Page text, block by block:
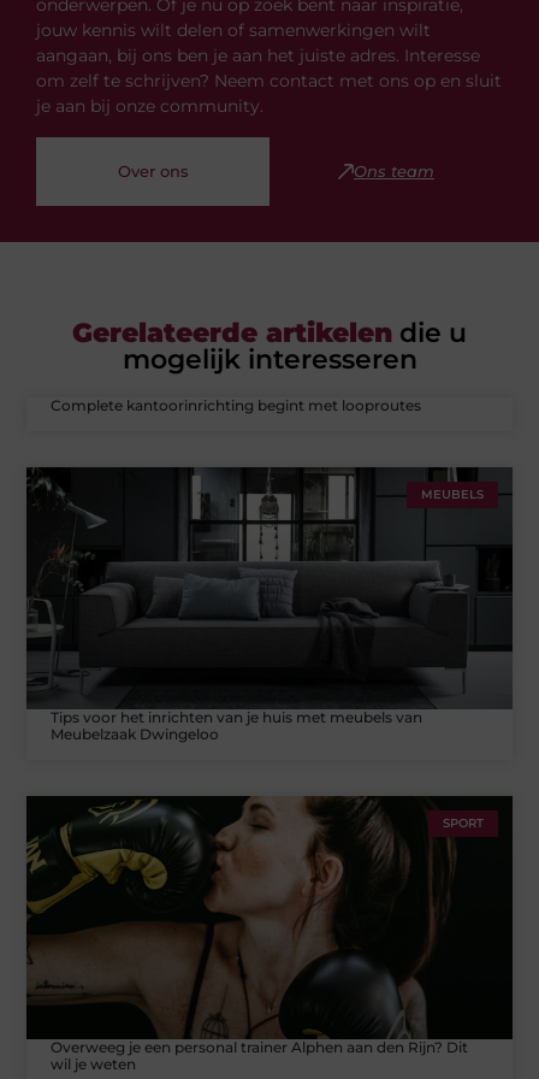
onderwerpen. Of je nu op zoek bent naar inspiratie,
jouw kennis wilt delen of samenwerkingen wilt
aangaan, bij ons ben je aan het juiste adres. Interesse
om zelf te schrijven? Neem contact met ons op en sluit
je aan bij onze community.
Over ons Ons team
Gerelateerde artikelen die u
mogelijk interesseren
Complete kantoorinrichting begint met looproutes
MEUBELS
Tips voor het inrichten van je huis met meubels van
Meubelzaak Dwingeloo
SPORT
Overweeg je een personal trainer Alphen aan den Rijn? Dit
wil je weten